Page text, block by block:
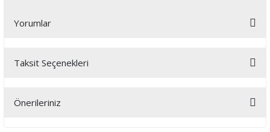
Yorumlar
Bu ürüne ilk yorumu siz yapın!
Taksit Seçenekleri
Önerileriniz